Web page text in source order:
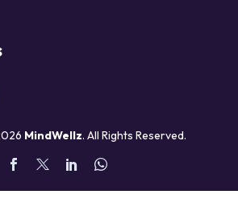
MindWellz. All Rights Reserved.